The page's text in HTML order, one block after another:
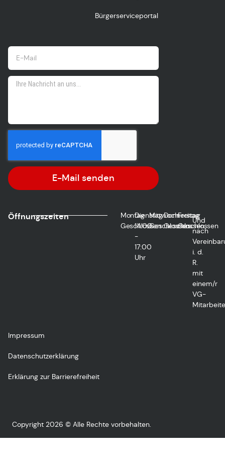
Bürgerserviceportal
E-Mail senden
Öffnungszeiten
Montag
Geschlossen
Dienstag
14:00
-
17:00
Uhr
Mittwoch
Geschlossen
Donnerstag
Geschlossen
Freitag
Geschlossen
Und
nach
i. d.
R.
mit
einem/r
VG-
Impressum
Datenschutzerklärung
Erklärung zur Barrierefreiheit
Copyright 2026 © Alle Rechte vorbehalten.